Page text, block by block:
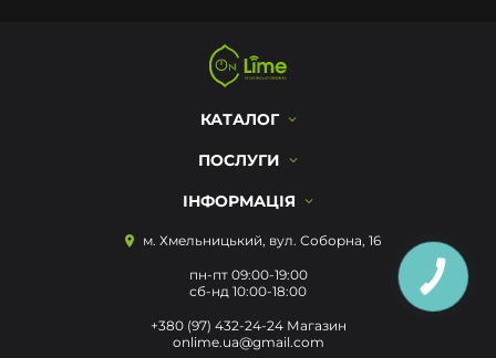
КАТАЛОГ
ПОСЛУГИ
ІНФОРМАЦІЯ
м. Хмельницький, вул. Соборна, 16
пн-пт 09:00-19:00
сб-нд 10:00-18:00
+380 (97) 432-24-24 Магазин
onlime.ua@gmail.com
КНОПКА
ЗВ'ЯЗКУ